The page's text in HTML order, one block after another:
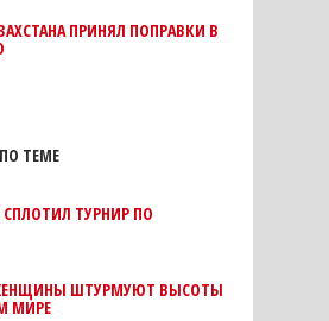
ПРИНЯЛ ПОПРАВКИ В
ТЕМЕ
ТУРНИР ПО
ШТУРМУЮТ ВЫСОТЫ
МИРЕ